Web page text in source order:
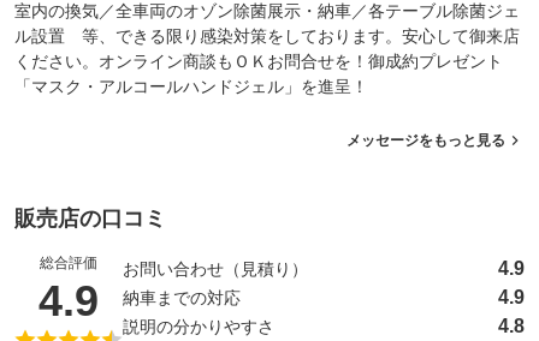
室内の換気／全車両のオゾン除菌展示・納車／各テーブル除菌ジェ
ル設置 等、できる限り感染対策をしております。安心して御来店
ください。オンライン商談もＯＫお問合せを！御成約プレゼント
「マスク・アルコールハンドジェル」を進呈！
メッセージをもっと見る
販売店の口コミ
総合評価
4.9 （5点満点中）
お問い合わせ（見積り） 4.9
納車までの対応 4.9
説明の分かりやすさ 4.8